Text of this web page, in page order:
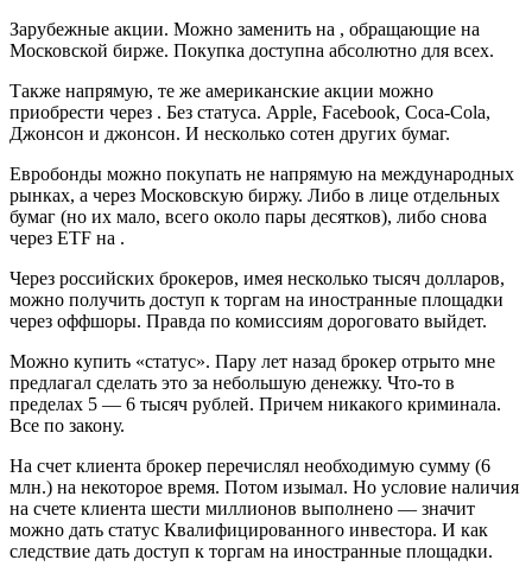
Зарубежные акции. Можно заменить на , обращающие на
Московской бирже. Покупка доступна абсолютно для всех.
Также напрямую, те же американские акции можно
приобрести через . Без статуса. Apple, Facebook, Coca-Cola,
Джонсон и джонсон. И несколько сотен других бумаг.
Евробонды можно покупать не напрямую на международных
рынках, а через Московскую биржу. Либо в лице отдельных
бумаг (но их мало, всего около пары десятков), либо снова
через ETF на .
Через российских брокеров, имея несколько тысяч долларов,
можно получить доступ к торгам на иностранные площадки
через оффшоры. Правда по комиссиям дороговато выйдет.
Можно купить «статус». Пару лет назад брокер отрыто мне
предлагал сделать это за небольшую денежку. Что-то в
пределах 5 — 6 тысяч рублей. Причем никакого криминала.
Все по закону.
На счет клиента брокер перечислял необходимую сумму (6
млн.) на некоторое время. Потом изымал. Но условие наличия
на счете клиента шести миллионов выполнено — значит
можно дать статус Квалифицированного инвестора. И как
следствие дать доступ к торгам на иностранные площадки.